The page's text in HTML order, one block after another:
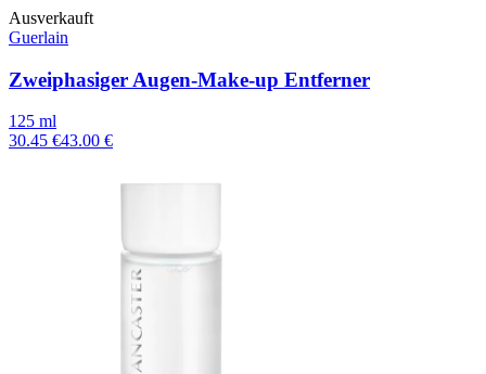
Ausverkauft
Guerlain
Zweiphasiger Augen-Make-up Entferner
125 ml
30.45 €43.00 €